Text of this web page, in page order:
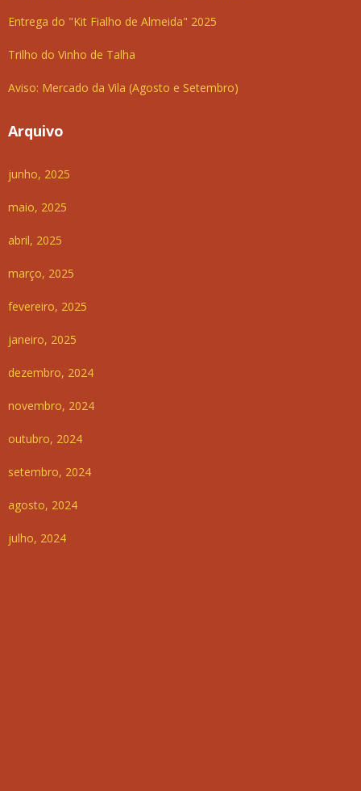
Entrega do "Kit Fialho de Almeida" 2025
Trilho do Vinho de Talha
Aviso: Mercado da Vila (Agosto e Setembro)
Arquivo
junho, 2025
maio, 2025
abril, 2025
março, 2025
fevereiro, 2025
janeiro, 2025
dezembro, 2024
novembro, 2024
outubro, 2024
setembro, 2024
agosto, 2024
julho, 2024